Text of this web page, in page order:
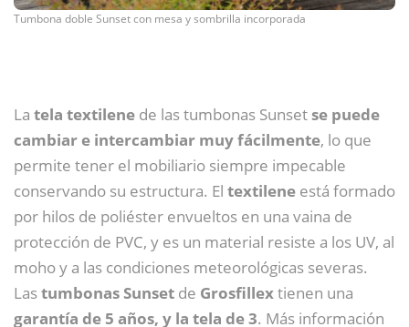
Tumbona doble Sunset con mesa y sombrilla incorporada
La tela textilene de las tumbonas Sunsetse puede
cambiar e intercambiar muy fácilmente, lo que
permite tener el mobiliario siempre impecable
conservando su estructura. El textilene está formado
por hilos de poliéster envueltos en una vaina de
protección de PVC, y es un material resiste a los UV, al
moho y a las condiciones meteorológicas severas.
Lastumbonas Sunset de Grosfillextienen una
garantía de 5 años, y la tela de 3. Más información